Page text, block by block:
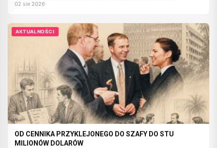
02 sie 2026
AKTUALNOŚCI
OD CENNIKA PRZYKLEJONEGO DO SZAFY DO STU
MILIONÓW DOLARÓW